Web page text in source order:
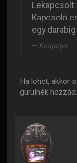
Lekapcsolt
Kapcsoló
egy
Krogergo
Ha lehet, akkor
gurulnék